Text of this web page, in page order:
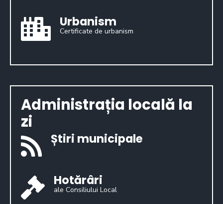
Urbanism
Certificate de urbanism
Administrația locală la
zi
Știri municipale
Hotărâri
ale Consiliului Local